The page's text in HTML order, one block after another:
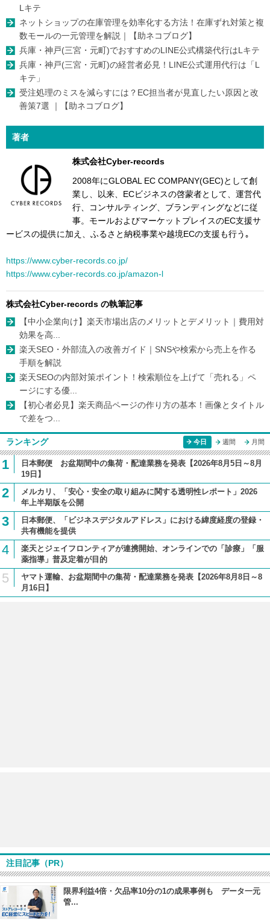
Lキテ
ネットショップの在庫管理を効率化する方法！在庫ずれ対策と複
数モールの一元管理を解説｜【助ネコブログ】
兵庫・神戸(三宮・元町)でおすすめのLINE公式構築代行はLキテ
兵庫・神戸(三宮・元町)の経営者必見！LINE公式運用代行は「L
キテ」
受注処理のミスを減らすには？EC担当者が見直したい原因と改
善策7選 ｜【助ネコブログ】
著者
株式会社Cyber-records
2008年にGLOBAL EC COMPANY(GEC)として創
業し、以来、ECビジネスの啓蒙者として、運営代
行、コンサルティング、ブランディングなどに従
事。モールおよびマーケットプレイスのEC支援サ
ービスの提供に加え、ふるさと納税事業や越境ECの支援も行う｡
https://www.cyber-records.co.jp/
https://www.cyber-records.co.jp/amazon-l
株式会社Cyber-records の執筆記事
【中小企業向け】楽天市場出店のメリットとデメリット｜費用対
効果を高...
楽天SEO・外部流入の改善ガイド｜SNSや検索から売上を作る
手順を解説
楽天SEOの内部対策ポイント！検索順位を上げて「売れる」ペ
ージにする優...
【初心者必見】楽天商品ページの作り方の基本！画像とタイトル
で差をつ...
ランキング 今日 週間 月間
1
日本郵便 お盆期間中の集荷・配達業務を発表【2026年8月5日～8月
19日】
2
メルカリ、「安心・安全の取り組みに関する透明性レポート」2026
年上半期版を公開
3
日本郵便、「ビジネスデジタルアドレス」における緯度経度の登録・
共有機能を提供
4
楽天とジェイフロンティアが連携開始、オンラインでの「診療」「服
薬指導」普及定着が目的
5
ヤマト運輸、お盆期間中の集荷・配達業務を発表【2026年8月8日～8
月16日】
注目記事（PR）
限界利益4倍・欠品率10分の1の成果事例も データ一元
管...